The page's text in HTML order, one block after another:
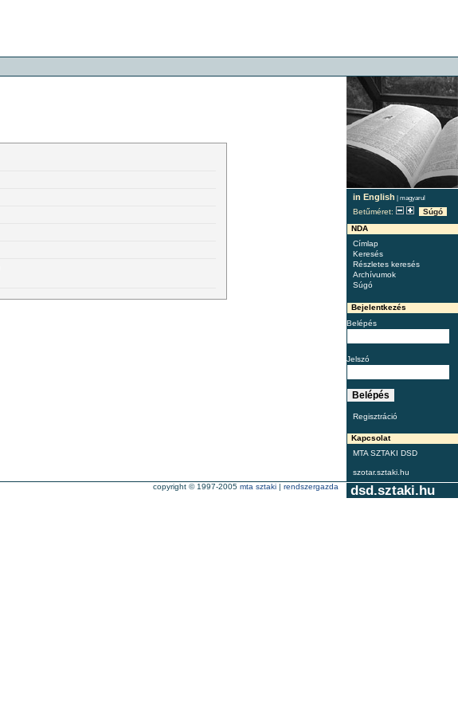
in English | magyarul
Betűméret:
Súgó
NDA
Címlap
Keresés
Részletes keresés
Archívumok
Súgó
Bejelentkezés
Belépés
Jelszó
Regisztráció
Kapcsolat
MTA SZTAKI DSD
szotar.sztaki.hu
dsd.sztaki.hu
copyright © 1997-2005 mta sztaki | rendszergazda